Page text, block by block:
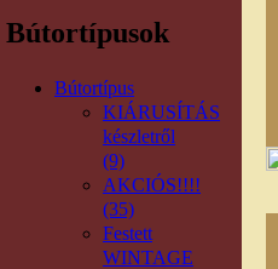
Bútortípusok
Bútortípus
KIÁRUSÍTÁS
készletről
(9)
AKCIÓS!!!!
(35)
Festett
WINTAGE